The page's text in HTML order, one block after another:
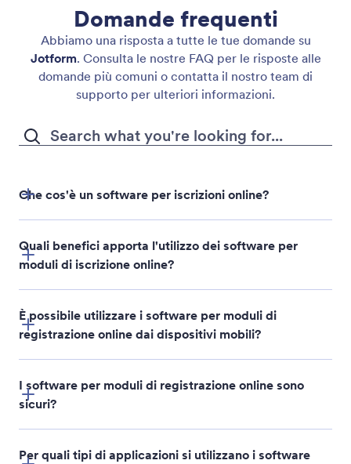
Domande frequenti
Abbiamo una risposta a tutte le tue domande su
Jotform. Consulta le nostre FAQ per le risposte alle
domande più comuni o contatta il nostro team di
supporto per ulteriori informazioni.
Che cos'è un software per iscrizioni online?
e-
signatures
Quali benefici apporta l'utilizzo dei software per
moduli di iscrizione online?
È possibile utilizzare i software per moduli di
registrazione online dai dispositivi mobili?
Jotform Mobile Forms
I software per moduli di registrazione online sono
sicuri?
Per quali tipi di applicazioni si utilizzano i software